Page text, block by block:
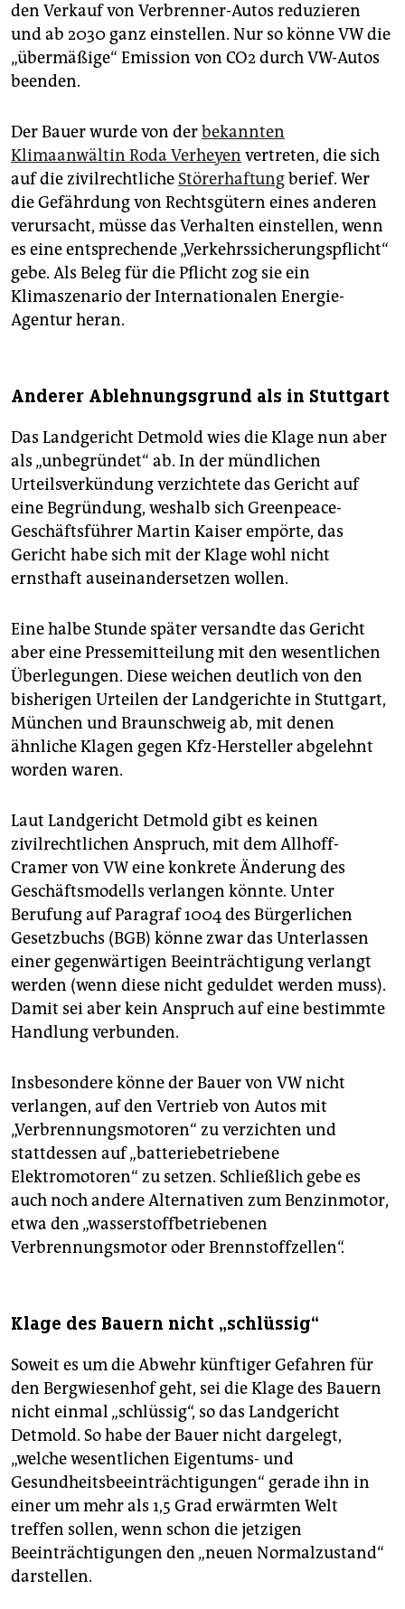
den Verkauf von Verbrenner-Autos reduzieren
und ab 2030 ganz einstellen. Nur so könne VW die
„übermäßige“ Emission von CO2 durch VW-Autos
beenden.
Der Bauer wurde von derbekannten
Klimaanwältin Roda Verheyen vertreten, die sich
auf die zivilrechtliche Störerhaftungberief. Wer
die Gefährdung von Rechtsgütern eines anderen
verursacht, müsse das Verhalten einstellen, wenn
es eine entsprechende „Verkehrssicherungspflicht“
gebe. Als Beleg für die Pflicht zog sie ein
Klimaszenario der Internationalen Energie-
Agentur heran.
Anderer Ablehnungsgrund als in Stuttgart
Das Landgericht Detmold wies die Klage nun aber
als „unbegründet“ ab. In der mündlichen
Urteilsverkündung verzichtete das Gericht auf
eine Begründung, weshalb sich Greenpeace-
Geschäftsführer Martin Kaiser empörte, das
Gericht habe sich mit der Klage wohl nicht
ernsthaft auseinandersetzen wollen.
Eine halbe Stunde später versandte das Gericht
aber eine Pressemitteilung mit den wesentlichen
Überlegungen. Diese weichen deutlich von den
bisherigen Urteilen der Landgerichte in Stuttgart,
München und Braunschweig ab, mit denen
ähnliche Klagen gegen Kfz-Hersteller abgelehnt
worden waren.
Laut Landgericht Detmold gibt es keinen
zivilrechtlichen Anspruch, mit dem Allhoff-
Cramer von VW eine konkrete Änderung des
Geschäftsmodells verlangen könnte. Unter
Berufung auf Paragraf 1004 des Bürgerlichen
Gesetzbuchs (BGB) könne zwar das Unterlassen
einer gegenwärtigen Beeinträchtigung verlangt
werden (wenn diese nicht geduldet werden muss).
Damit sei aber kein Anspruch auf eine bestimmte
Handlung verbunden.
Insbesondere könne der Bauer von VW nicht
verlangen, auf den Vertrieb von Autos mit
„Verbrennungsmotoren“ zu verzichten und
stattdessen auf „batteriebetriebene
Elektromotoren“ zu setzen. Schließlich gebe es
auch noch andere Alternativen zum Benzinmotor,
etwa den „wasserstoffbetriebenen
Verbrennungsmotor oder Brennstoffzellen“.
Klage des Bauern nicht „schlüssig“
Soweit es um die Abwehr künftiger Gefahren für
den Bergwiesenhof geht, sei die Klage des Bauern
nicht einmal „schlüssig“, so das Landgericht
Detmold. So habe der Bauer nicht dargelegt,
„welche wesentlichen Eigentums- und
Gesundheitsbeeinträchtigungen“ gerade ihn in
einer um mehr als 1,5 Grad erwärmten Welt
treffen sollen, wenn schon die jetzigen
Beeinträchtigungen den „neuen Normalzustand“
darstellen.